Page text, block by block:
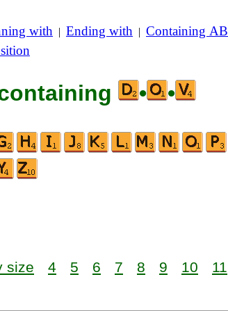
with | Ending with | Containing AB
• •
size 4 5 6 7 8 9 10
11